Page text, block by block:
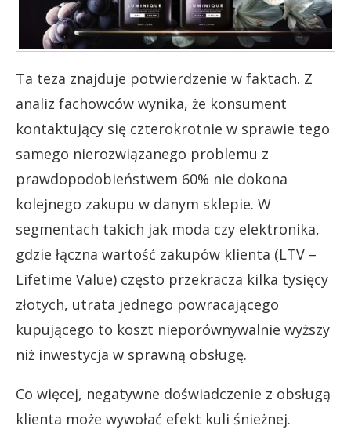
Ta teza znajduje potwierdzenie w faktach. Z
analiz fachowców wynika, że konsument
kontaktujący się czterokrotnie w sprawie tego
samego nierozwiązanego problemu z
prawdopodobieństwem 60% nie dokona
kolejnego zakupu w danym sklepie. W
segmentach takich jak moda czy elektronika,
gdzie łączna wartość zakupów klienta (LTV –
Lifetime Value) często przekracza kilka tysięcy
złotych, utrata jednego powracającego
kupującego to koszt nieporównywalnie wyższy
niż inwestycja w sprawną obsługę.
Co więcej, negatywne doświadczenie z obsługą
klienta może wywołać efekt kuli śnieżnej.